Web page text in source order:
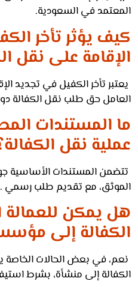
في السعودية.
يؤثر تأخر
على نقل
تأخر الكفيل في تجديد الإقامة
حق طلب نقل الكفالة دون
المستندات
نقل الكفالة؟
المستندات الأساسية جواز
مع تقديم طلب رسمي .
يمكن للعمالة
إلى
في بعض الحالات الخاصة يمكن
إلى منشأة، بشرط استيفاء